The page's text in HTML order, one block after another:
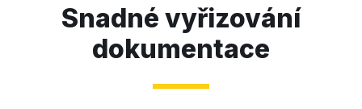
Snadné vyřizování
dokumentace